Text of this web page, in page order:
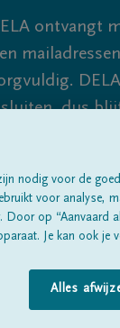
ontvangt
dus
Alle
nodig voor de
voor analyse,
op “Aanvaard
Je kan ook je
Alles